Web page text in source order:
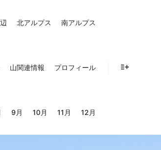
北アルプス 南アルプス
山関連情報 プロフィール
9月 10月 11月 12月